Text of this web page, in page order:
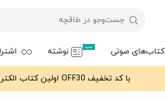
کتاب‌های صوتی جدید نوشته
با کد تخفیف OFF30 اولین کتاب الکترونیکی یا صوتی‌ات را با ۳۰٪ تخفیف از طاقچه دریافت کن.